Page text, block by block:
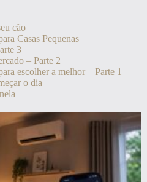
cão
Casas Pequenas
3
– Parte 2
escolher a melhor – Parte 1
o dia